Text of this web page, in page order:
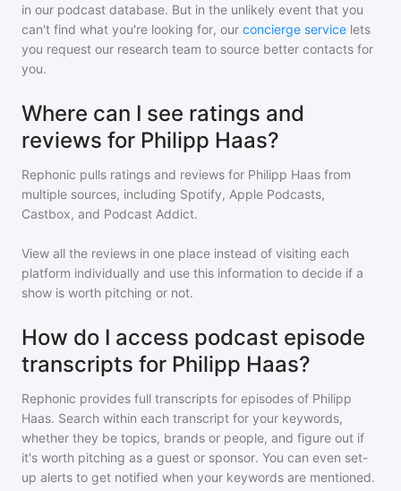
in our podcast database. But in the unlikely event that you
can't find what you're looking for, our concierge service lets
you request our research team to source better contacts for
you.
Where can I see ratings and
reviews for Philipp Haas?
Rephonic pulls ratings and reviews for Philipp Haas from
multiple sources, including Spotify, Apple Podcasts,
Castbox, and Podcast Addict.
View all the reviews in one place instead of visiting each
platform individually and use this information to decide if a
show is worth pitching or not.
How do I access podcast episode
transcripts for Philipp Haas?
Rephonic provides full transcripts for episodes of Philipp
Haas. Search within each transcript for your keywords,
whether they be topics, brands or people, and figure out if
it's worth pitching as a guest or sponsor. You can even set-
up alerts to get notified when your keywords are mentioned.